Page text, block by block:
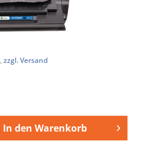
zzgl. Versand
In den Warenkorb